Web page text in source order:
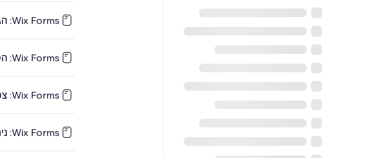
Wix Forms: הגבלות על שליחת טפסים
Wix Forms: הסבר על סוגי השדות בטפסים
Wix Forms: צפייה בטפסים שהתקבלו מהעמודים הדינמיים שלכם
Wix Forms: ניהול שדות של טפסים נפרדים